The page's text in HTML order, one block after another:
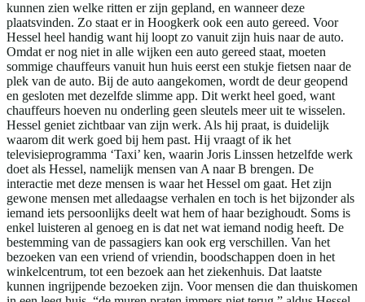
kunnen zien welke ritten er zijn gepland, en wanneer deze
plaatsvinden. Zo staat er in Hoogkerk ook een auto gereed. Voor
Hessel heel handig want hij loopt zo vanuit zijn huis naar de auto.
Omdat er nog niet in alle wijken een auto gereed staat, moeten
sommige chauffeurs vanuit hun huis eerst een stukje fietsen naar de
plek van de auto. Bij de auto aangekomen, wordt de deur geopend
en gesloten met dezelfde slimme app. Dit werkt heel goed, want
chauffeurs hoeven nu onderling geen sleutels meer uit te wisselen.
Hessel geniet zichtbaar van zijn werk. Als hij praat, is duidelijk
waarom dit werk goed bij hem past. Hij vraagt of ik het
televisieprogramma ‘Taxi’ ken, waarin Joris Linssen hetzelfde werk
doet als Hessel, namelijk mensen van A naar B brengen. De
interactie met deze mensen is waar het Hessel om gaat. Het zijn
gewone mensen met alledaagse verhalen en toch is het bijzonder als
iemand iets persoonlijks deelt wat hem of haar bezighoudt. Soms is
enkel luisteren al genoeg en is dat net wat iemand nodig heeft. De
bestemming van de passagiers kan ook erg verschillen. Van het
bezoeken van een vriend of vriendin, boodschappen doen in het
winkelcentrum, tot een bezoek aan het ziekenhuis. Dat laatste
kunnen ingrijpende bezoeken zijn. Voor mensen die dan thuiskomen